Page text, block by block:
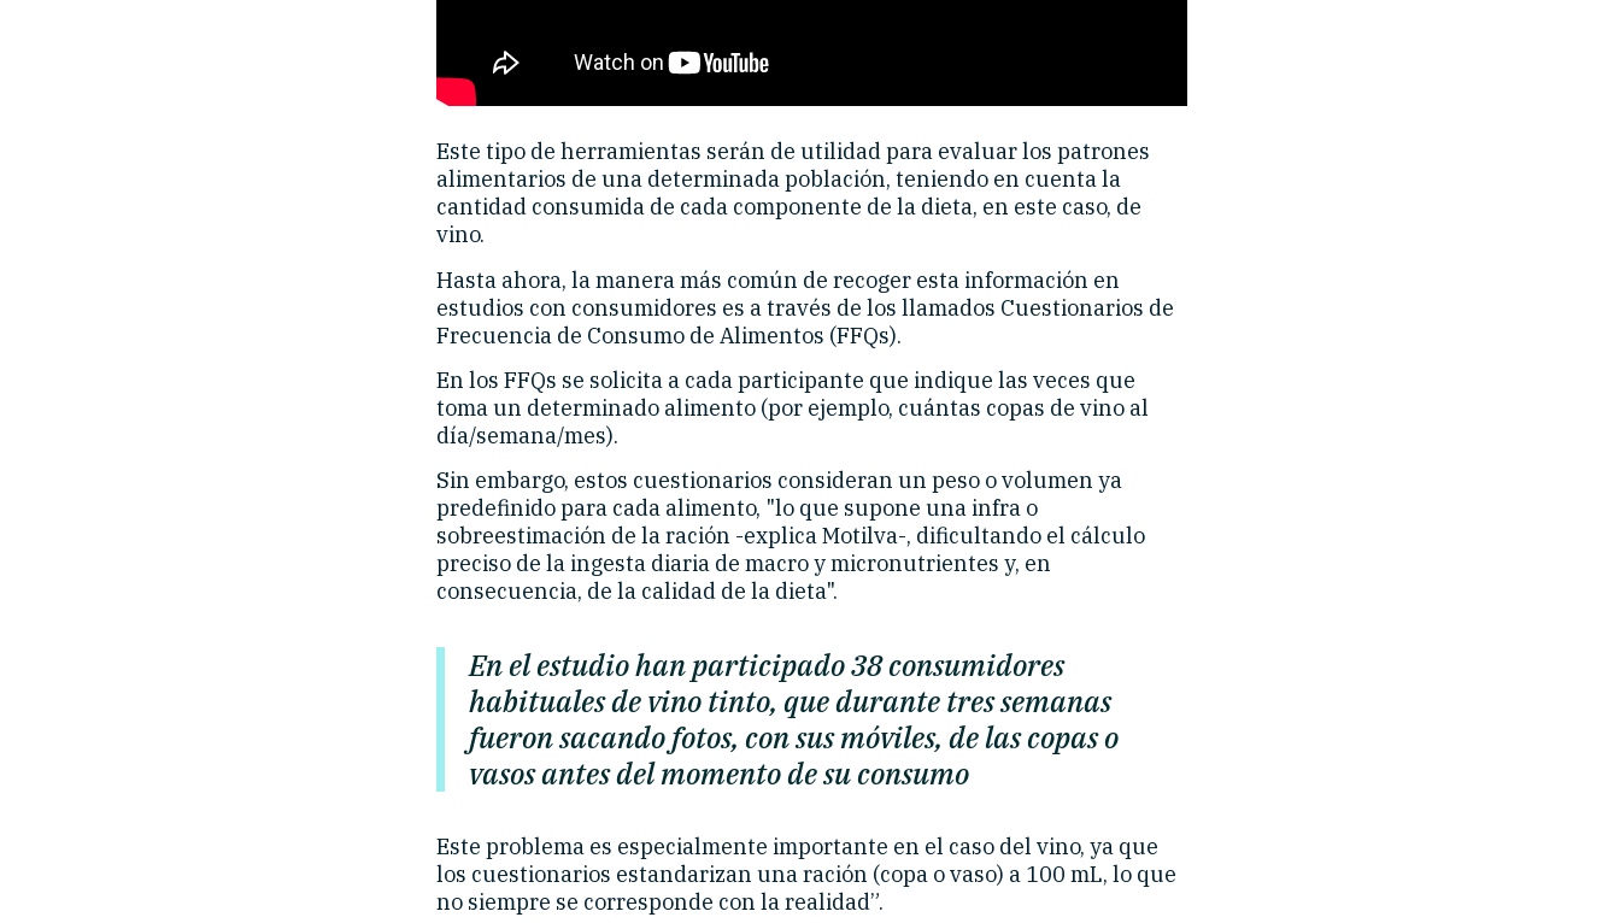
Este tipo de herramientas serán de utilidad para evaluar los patrones
alimentarios de una determinada población, teniendo en cuenta la
cantidad consumida de cada componente de la dieta, en este caso, de
vino.
Hasta ahora, la manera más común de recoger esta información en
estudios con consumidores es a través de los llamados Cuestionarios de
Frecuencia de Consumo de Alimentos (FFQs).
En los FFQs se solicita a cada participante que indique las veces que
toma un determinado alimento (por ejemplo, cuántas copas de vino al
día/semana/mes).
Sin embargo, estos cuestionarios consideran un peso o volumen ya
predefinido para cada alimento, "lo que supone una infra o
sobreestimación de la ración -explica Motilva-, dificultando el cálculo
preciso de la ingesta diaria de macro y micronutrientes y, en
consecuencia, de la calidad de la dieta".
En el estudio han participado 38 consumidores
habituales de vino tinto, que durante tres semanas
fueron sacando fotos, con sus móviles, de las copas o
vasos antes del momento de su consumo
Este problema es especialmente importante en el caso del vino, ya que
los cuestionarios estandarizan una ración (copa o vaso) a 100 mL, lo que
no siempre se corresponde con la realidad”.